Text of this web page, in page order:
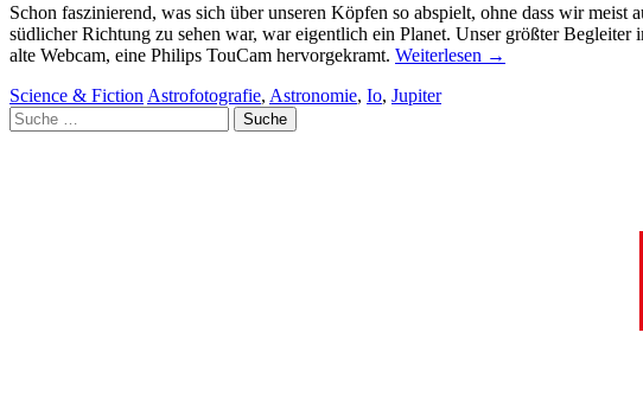
Schon faszinierend, was sich über unseren Köpfen so abspielt, ohne dass wir
südlicher Richtung zu sehen war, war eigentlich ein Planet. Unser größter
alte Webcam, eine Philips TouCam hervorgekramt. Weiterlesen →
Science & Fiction Astrofotografie, Astronomie, Io, Jupiter
Suche
nach: